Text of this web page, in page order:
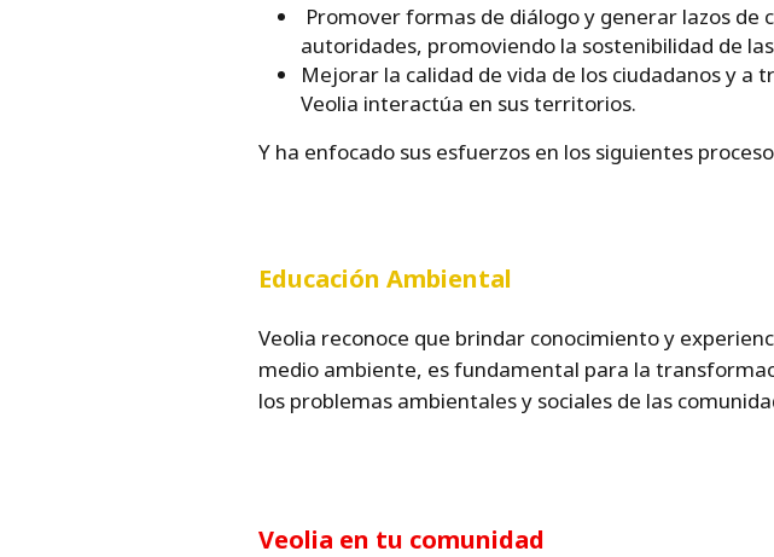
Promover formas de diálogo y generar lazos de
autoridades, promoviendo la sostenibilidad de
Mejorar la calidad de vida de los ciudadanos y
Veolia interactúa en sus territorios.
Y ha enfocado sus esfuerzos en los siguientes
Educación Ambiental
Veolia reconoce que brindar conocimiento y
medio ambiente, es fundamental para la
los problemas ambientales y sociales de las
Veolia en tu comunidad